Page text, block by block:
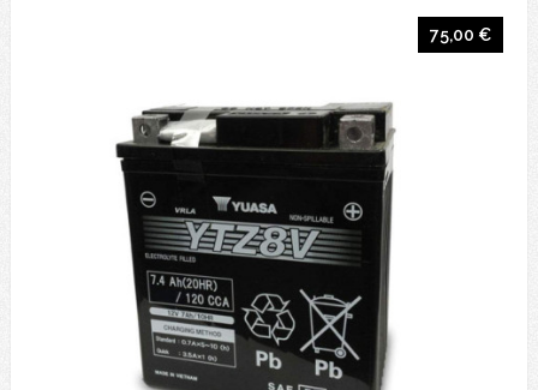
75,00 €